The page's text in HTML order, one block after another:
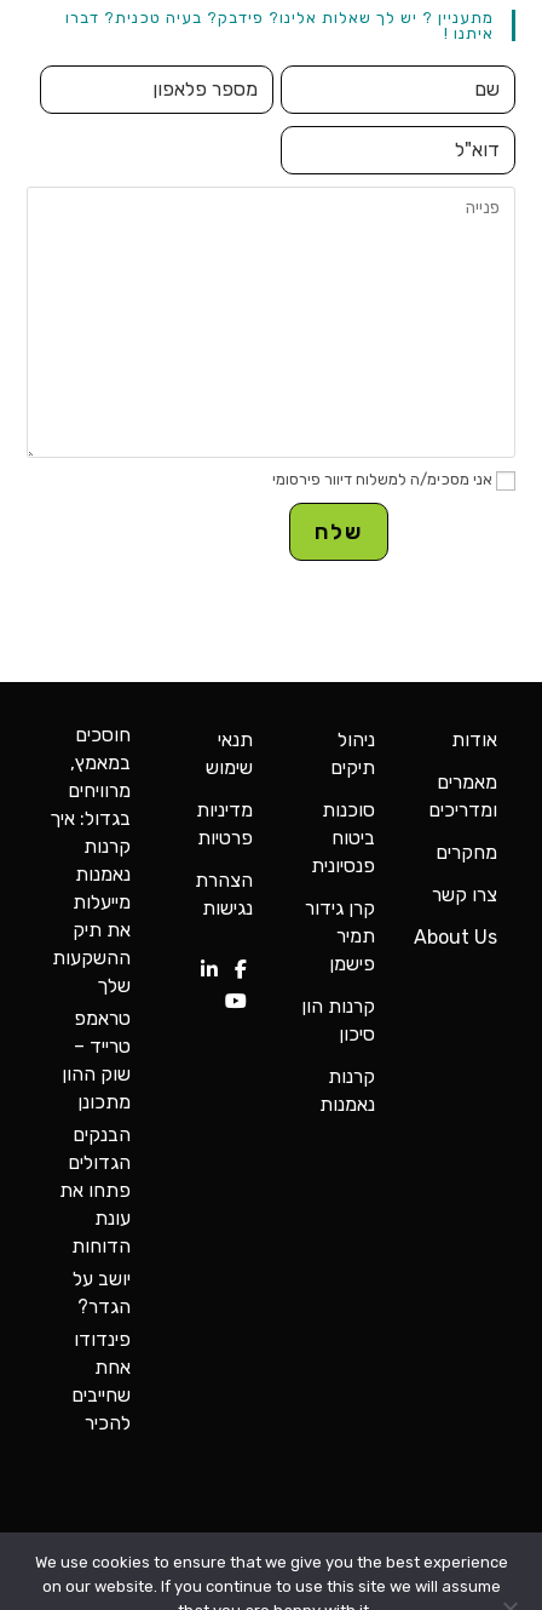
מתעניין ? יש לך שאלות אלינו? פידבק? בעיה טכנית? דברו
איתנו !
אני מסכימ/ה למשלוח דיוור פירסומי
אודות
מאמרים
ומדריכים
מחקרים
צרו קשר
About Us
ניהול
תיקים
סוכנות
ביטוח
פנסיונית
קרן גידור
תמיר
פישמן
קרנות הון
סיכון
קרנות
נאמנות
תנאי
שימוש
מדיניות
פרטיות
הצהרת
נגישות
חוסכים
במאמץ,
מרוויחים
בגדול: איך
קרנות
נאמנות
מייעלות
את תיק
ההשקעות
שלך
טראמפ
טרייד –
שוק ההון
מתכונן
הבנקים
הגדולים
פתחו את
עונת
הדוחות
יושב על
הגדר?
פינדודו
אחת
שחייבים
להכיר
© כל הזכויות שמורות. האתר פותח על ידימירב בניית אתרים
We use cookies to ensure that we give you the best experience
on our website. If you continue to use this site we will assume